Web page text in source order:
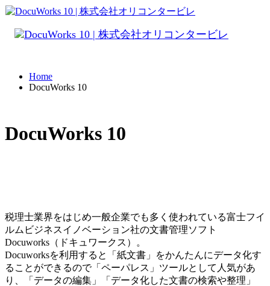
Home
DocuWorks 10
DocuWorks 10
税理士業界をはじめ一般企業でも多く使われている富士フイ
ルムビジネスイノベーション社の文書管理ソフト
Docuworks（ドキュワークス）。
Docuworksを利用すると「紙文書」をかんたんにデータ化す
ることができるので「ペーパレス」ツールとして人気があ
り、「データの編集」「データ化した文書の検索や整理」